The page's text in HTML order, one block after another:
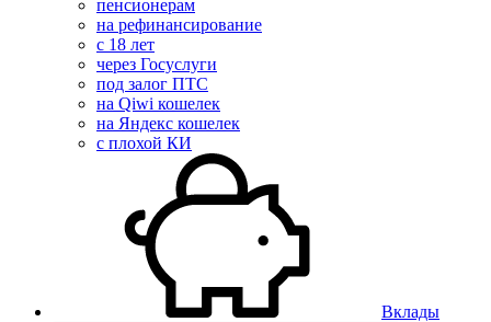
пенсионерам
на рефинансирование
с 18 лет
через Госуслуги
под залог ПТС
на Qiwi кошелек
на Яндекс кошелек
с плохой КИ
Вклады